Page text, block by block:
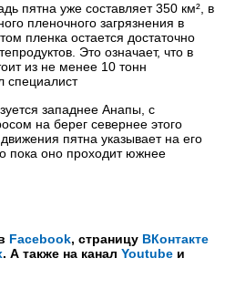
пятна уже составляет 350 км², в
пленочного загрязнения в
пленка остается достаточно
Это означает, что в
из не менее 10 тонн
специалист
западнее Анапы, с
на берег севернее этого
пятна указывает на его
пока оно проходит южнее
Facebook, страницу ВКонтакте
. А также на канал Youtube и